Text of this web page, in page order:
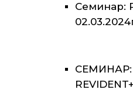
Семинар:
СЕМИНАР: